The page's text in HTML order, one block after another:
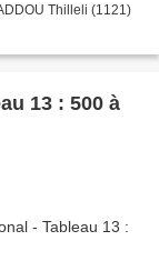
Thilleli (1121)
13 : 500 à